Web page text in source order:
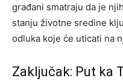
građani smatraju da je
stanju životne sredine
odluka koje će uticati na
Zaključak: Put ka